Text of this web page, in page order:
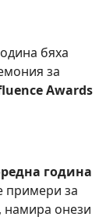
бяха
за
Awards
година
примери за
намира онези